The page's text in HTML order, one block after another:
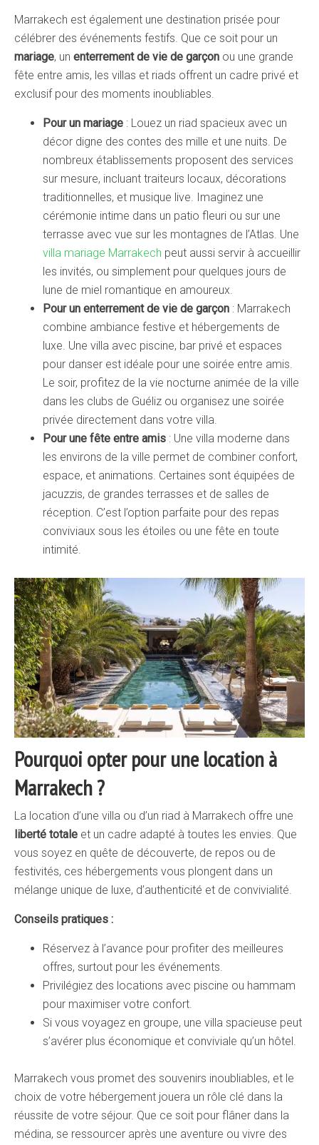
Marrakech est également une destination prisée pour
célébrer des événements festifs. Que ce soit pour un
mariage, un enterrement de vie de garçon ou une grande
fête entre amis, les villas et riads offrent un cadre privé et
exclusif pour des moments inoubliables.
Pour un mariage : Louez un riad spacieux avec un
décor digne des contes des mille et une nuits. De
nombreux établissements proposent des services
sur mesure, incluant traiteurs locaux, décorations
traditionnelles, et musique live. Imaginez une
cérémonie intime dans un patio fleuri ou sur une
terrasse avec vue sur les montagnes de l’Atlas. Une
villa mariage Marrakech peut aussi servir à accueillir
les invités, ou simplement pour quelques jours de
lune de miel romantique en amoureux.
Pour un enterrement de vie de garçon : Marrakech
combine ambiance festive et hébergements de
luxe. Une villa avec piscine, bar privé et espaces
pour danser est idéale pour une soirée entre amis.
Le soir, profitez de la vie nocturne animée de la ville
dans les clubs de Guéliz ou organisez une soirée
privée directement dans votre villa.
Pour une fête entre amis : Une villa moderne dans
les environs de la ville permet de combiner confort,
espace, et animations. Certaines sont équipées de
jacuzzis, de grandes terrasses et de salles de
réception. C’est l’option parfaite pour des repas
conviviaux sous les étoiles ou une fête en toute
intimité.
Pourquoi opter pour une location à
Marrakech ?
La location d’une villa ou d’un riad à Marrakech offre une
liberté totale et un cadre adapté à toutes les envies. Que
vous soyez en quête de découverte, de repos ou de
festivités, ces hébergements vous plongent dans un
mélange unique de luxe, d’authenticité et de convivialité.
Conseils pratiques :
Réservez à l’avance pour profiter des meilleures
offres, surtout pour les événements.
Privilégiez des locations avec piscine ou hammam
pour maximiser votre confort.
Si vous voyagez en groupe, une villa spacieuse peut
s’avérer plus économique et conviviale qu’un hôtel.
Marrakech vous promet des souvenirs inoubliables, et le
choix de votre hébergement jouera un rôle clé dans la
réussite de votre séjour. Que ce soit pour flâner dans la
médina, se ressourcer après une aventure ou vivre des